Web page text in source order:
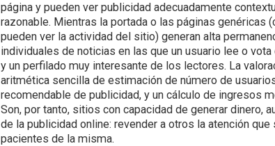
página y pueden ver publicidad adecuadamente
razonable. Mientras la portada o las páginas genéricas
pueden ver la actividad del sitio) generan alta
individuales de noticias en las que un usuario lee o
y un perfilado muy interesante de los lectores. La
aritmética sencilla de estimación de número de
recomendable de publicidad, y un cálculo de ingresos
Son, por tanto, sitios con capacidad de generar dinero,
de la publicidad online: revender a otros la atención
pacientes de la misma.